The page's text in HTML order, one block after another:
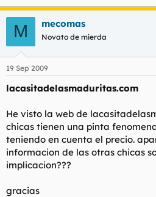
M mecomas
Novato de mierda
19 Sep 2009
lacasitadelasmaduritas.com
He visto la web de
chicas tienen una pinta
teniendo en cuenta el precio.
informacion de las otras chicas
implicacion???
gracias